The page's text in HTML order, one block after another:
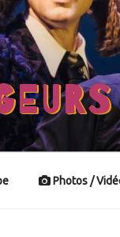
Photos /